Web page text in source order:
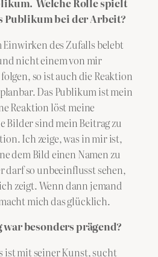
Welche Rolle spielt
Publikum bei der Arbeit?
Einwirken des Zufalls belebt
nicht einem von mir
so ist auch die Reaktion
Das Publikum ist mein
Reaktion löst meine
Bilder sind mein Beitrag zu
Ich zeige, was in mir ist,
dem Bild einen Namen zu
darf so unbeeinflusst sehen,
zeigt. Wenn dann jemand
mich das glücklich.
war besonders prägend?
ist mit seiner Kunst, sucht